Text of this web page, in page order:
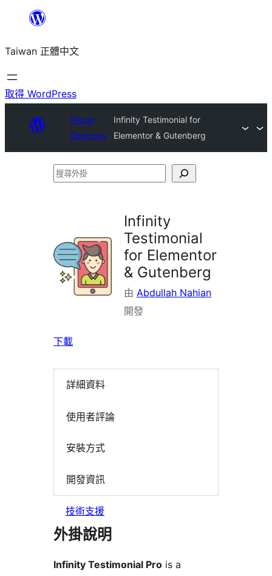
主
要
內
Taiwan 正體中文
取得 WordPress
Plugin
Directory
Infinity Testimonial for
Elementor & Gutenberg
搜
Infinity
Testimonial
for Elementor
& Gutenberg
由 Abdullah Nahian
開發
下載
詳細資料
使用者評論
安裝方式
開發資訊
技術支援
外掛說明
Infinity Testimonial Pro is a